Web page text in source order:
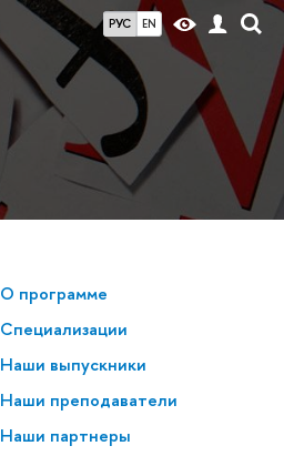
РУС EN
О программе
Специализации
Наши выпускники
Наши преподаватели
Наши партнеры